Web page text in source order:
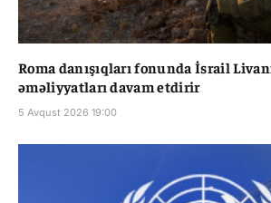
Roma danışıqları fonunda İsrail
əməliyyatları davam etdirir
5 Avqust 2026 19:00